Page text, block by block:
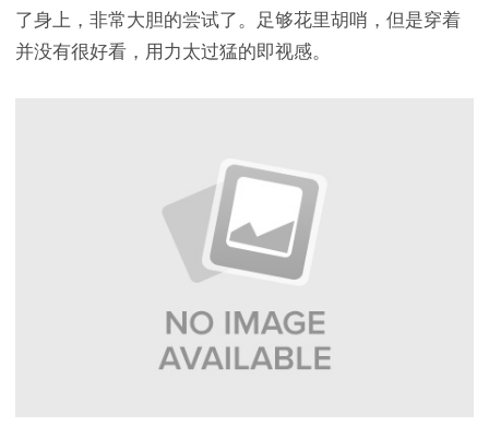
了身上，非常大胆的尝试了。足够花里胡哨，但是穿着
并没有很好看，用力太过猛的即视感。